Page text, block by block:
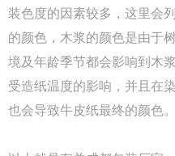
装色度的因素较多，这里会
的颜色，木浆的颜色是由于
境及年龄季节都会影响到木
受造纸温度的影响，并且在
也会导致牛皮纸最终的颜色。
Q 成都包装厂：包装盒印
A
成都包装盒定制厂家
金、UV、击凸效果对
工艺时，面对烫金、